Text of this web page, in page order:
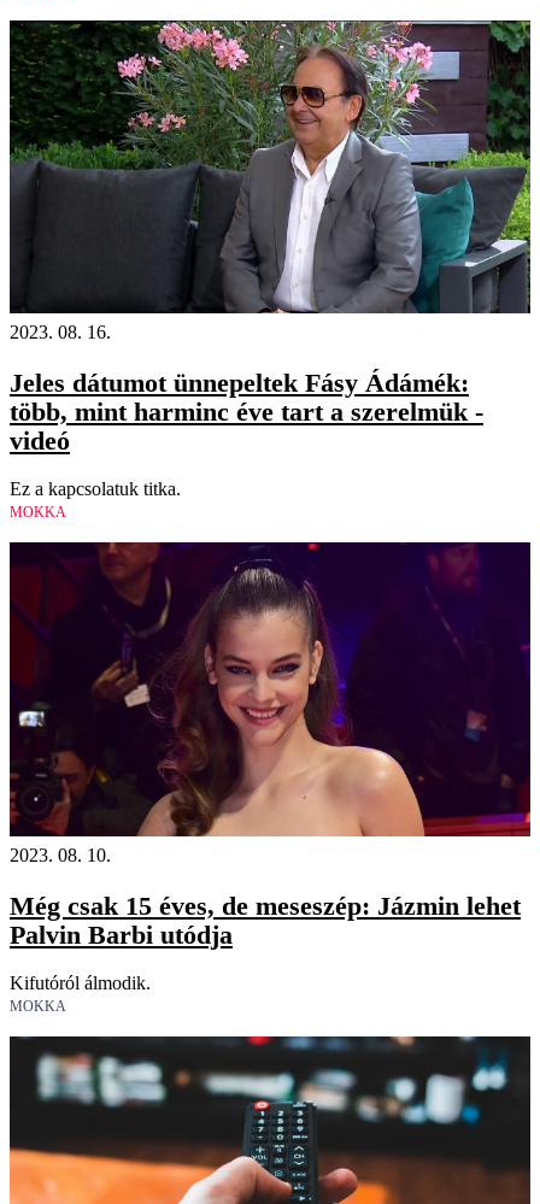
2023. 08. 16.
Jeles dátumot ünnepeltek Fásy Ádámék:
több, mint harminc éve tart a szerelmük -
videó
Ez a kapcsolatuk titka.
MOKKA
2023. 08. 10.
Még csak 15 éves, de meseszép: Jázmin lehet
Palvin Barbi utódja
Kifutóról álmodik.
MOKKA